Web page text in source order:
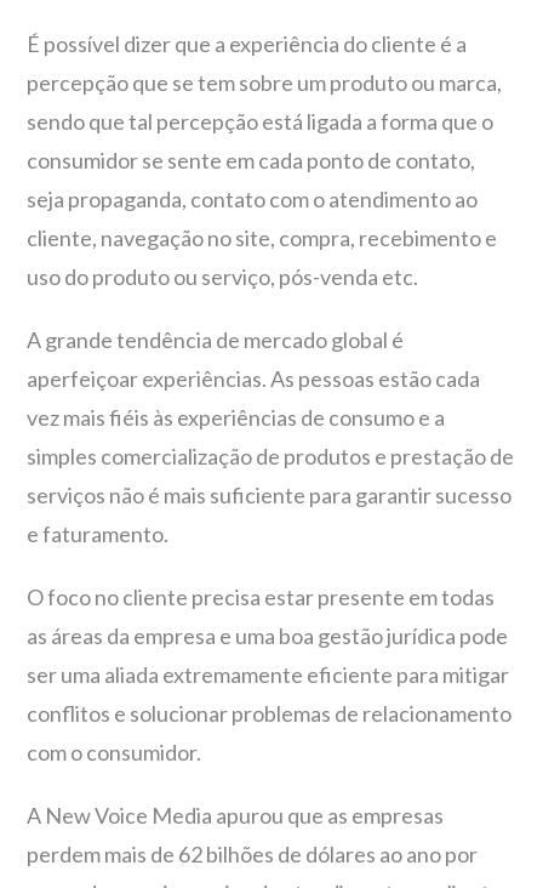
É possível dizer que a experiência do cliente é a
percepção que se tem sobre um produto ou marca,
sendo que tal percepção está ligada a forma que o
consumidor se sente em cada ponto de contato,
seja propaganda, contato com o atendimento ao
cliente, navegação no site, compra, recebimento e
uso do produto ou serviço, pós-venda etc.
A grande tendência de mercado global é
aperfeiçoar experiências. As pessoas estão cada
vez mais fiéis às experiências de consumo e a
simples comercialização de produtos e prestação de
serviços não é mais suficiente para garantir sucesso
e faturamento.
O foco no cliente precisa estar presente em todas
as áreas da empresa e uma boa gestão jurídica pode
ser uma aliada extremamente eficiente para mitigar
conflitos e solucionar problemas de relacionamento
com o consumidor.
A New Voice Media apurou que as empresas
perdem mais de 62 bilhões de dólares ao ano por